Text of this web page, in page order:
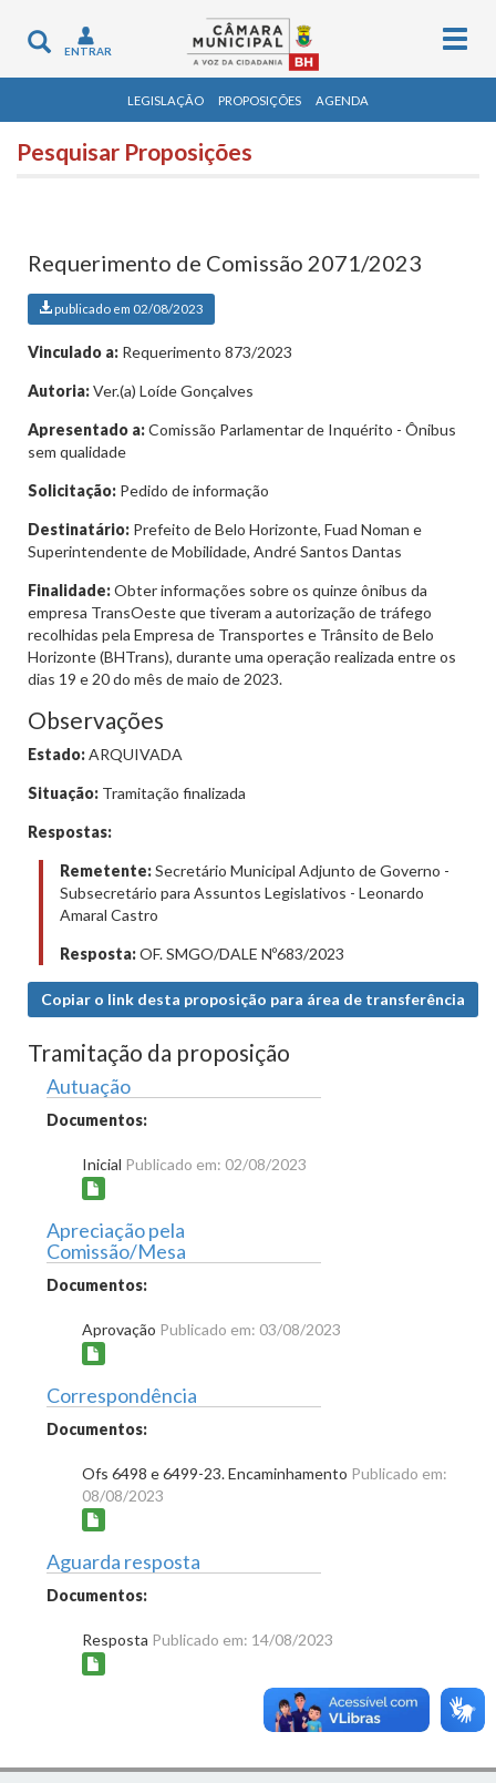
Toggle
navigation
ENTRAR
LEGISLAÇÃO PROPOSIÇÕES AGENDA
Pesquisar Proposições
Requerimento de Comissão 2071/2023
publicado em 02/08/2023
Vinculado a: Requerimento 873/2023
Autoria:Ver.(a) Loíde Gonçalves
Apresentado a:Comissão Parlamentar de Inquérito - Ônibus
sem qualidade
Solicitação: Pedido de informação
Destinatário: Prefeito de Belo Horizonte, Fuad Noman e
Superintendente de Mobilidade, André Santos Dantas
Finalidade:Obter informações sobre os quinze ônibus da
empresa TransOeste que tiveram a autorização de tráfego
recolhidas pela Empresa de Transportes e Trânsito de Belo
Horizonte (BHTrans), durante uma operação realizada entre os
dias 19 e 20 do mês de maio de 2023.
Observações
Estado:ARQUIVADA
Situação: Tramitação finalizada
Respostas:
Remetente:Secretário Municipal Adjunto de Governo -
Subsecretário para Assuntos Legislativos - Leonardo
Amaral Castro
Resposta:OF. SMGO/DALE Nº683/2023
Copiar o link desta proposição para área de transferência
Tramitação da proposição
Autuação
Documentos:
Inicial Publicado em: 02/08/2023
Apreciação pela
Comissão/Mesa
Documentos:
Aprovação Publicado em: 03/08/2023
Correspondência
Documentos:
Ofs 6498 e 6499-23. Encaminhamento Publicado em:
08/08/2023
Aguarda resposta
Documentos:
Resposta Publicado em: 14/08/2023